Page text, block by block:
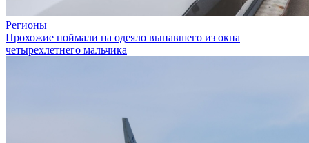
Регионы
Прохожие поймали на одеяло выпавшего из окна
четырехлетнего мальчика